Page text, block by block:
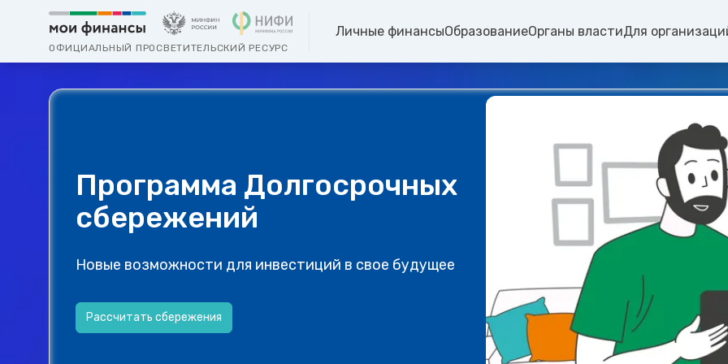
ОФИЦИАЛЬНЫЙ ПРОСВЕТИТЕЛЬСКИЙ РЕСУРС
Личные финансыОбразованиеОрганы властиДля
Программа Долгосрочных
сбережений
Новые возможности для инвестиций в свое будущее
Рассчитать сбережения